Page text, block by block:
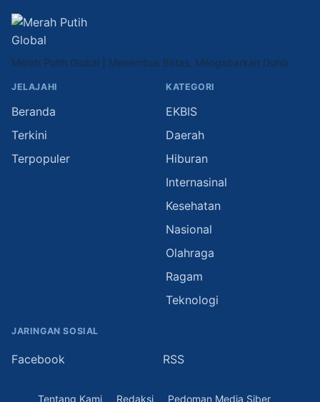
Merah Putih Global | Menembus Batas, Mengabarkan Dunia
JELAJAHI
Beranda
Terkini
Terpopuler
KATEGORI
EKBIS
Daerah
Hiburan
Internasinal
Kesehatan
Nasional
Olahraga
Ragam
Teknologi
JARINGAN SOSIAL
Facebook RSS
Tentang Kami Redaksi Pedoman Media Siber